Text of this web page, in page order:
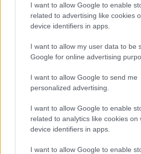
I want to allow Google to enable
related to advertising like cookies
device identifiers in apps.
I want to allow my user data to be
Google for online advertising
I want to allow Google to send me
personalized advertising.
I want to allow Google to enable
related to analytics like cookies on
device identifiers in apps.
I want to allow Google to enable
εμβολιασμός
Κορονοϊός: «Να
υποχρεωτικός
03/12/2021 -
Κορονοϊός: